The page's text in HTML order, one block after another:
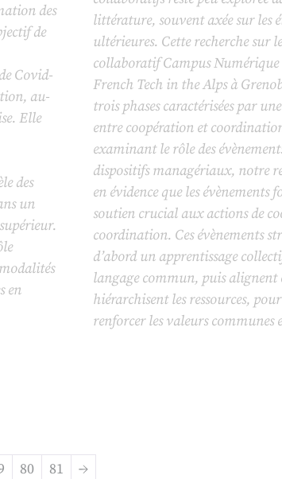
des
de
Covid-
au-
Elle
des
un
en
littérature, souvent axée sur les
ultérieures. Cette recherche sur
collaboratif Campus
French Tech in the Alps à
trois phases caractérisées par
entre coopération et
examinant le rôle des
dispositifs managériaux, notre
en évidence que les évènements
soutien crucial aux actions de
coordination. Ces évènements
d’abord un apprentissage
langage commun, puis alignent
hiérarchisent les ressources,
renforcer les valeurs communes
80 81 →